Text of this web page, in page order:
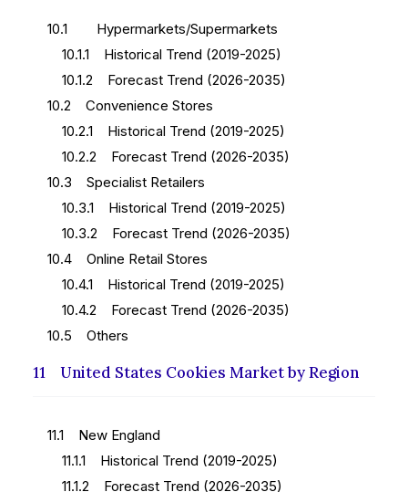
10.1 Hypermarkets/Supermarkets
10.1.1 Historical Trend (2019-2025)
10.1.2 Forecast Trend (2026-2035)
10.2 Convenience Stores
10.2.1 Historical Trend (2019-2025)
10.2.2 Forecast Trend (2026-2035)
10.3 Specialist Retailers
10.3.1 Historical Trend (2019-2025)
10.3.2 Forecast Trend (2026-2035)
10.4 Online Retail Stores
10.4.1 Historical Trend (2019-2025)
10.4.2 Forecast Trend (2026-2035)
10.5 Others
11 United States Cookies Market by Region
11.1 New England
11.1.1 Historical Trend (2019-2025)
11.1.2 Forecast Trend (2026-2035)